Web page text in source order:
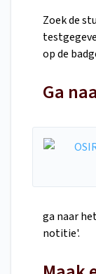
Zoek de
op de
Ga
ga naar
notitie'.